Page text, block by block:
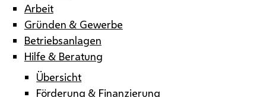
Arbeit
Gründen & Gewerbe
Betriebsanlagen
Hilfe & Beratung
Übersicht
Förderung & Finanzierung